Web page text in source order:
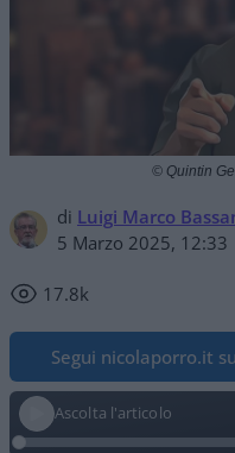
di Luigi Marco
5 Marzo 2025, 12:33
17.8k
© Quintin
Segui nicolaporro.it
Ascolta l'articolo